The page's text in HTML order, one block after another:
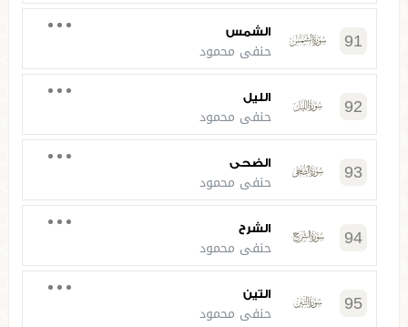
91 الشمس
حنفي محمود
92 الليل
حنفي محمود
93 الضحى
حنفي محمود
94 الشرح
حنفي محمود
95 التين
حنفي محمود